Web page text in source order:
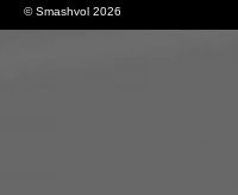
© Smashvol 2026